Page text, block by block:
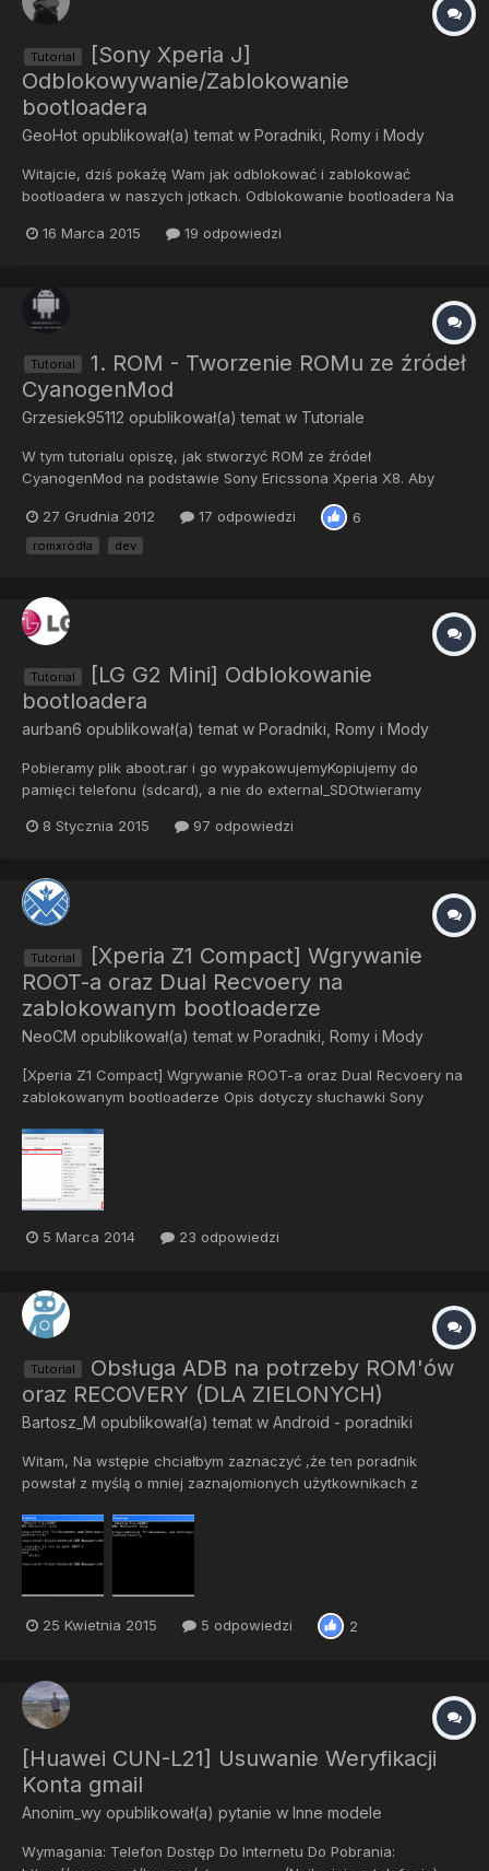
Tutorial
[Sony Xperia J]
Odblokowywanie/Zablokowanie
bootloadera
GeoHot opublikował(a) temat w Poradniki, Romy i Mody
Witajcie, dziś pokażę Wam jak odblokować i zablokować
bootloadera w naszych jotkach. Odblokowanie bootloadera Na
odblokować wpisując *#*#7378423#*#* -> Service info ->
16 Marca 2015 19 odpowiedzi
Tutorial
1. ROM - Tworzenie ROMu ze źródeł
CyanogenMod
Grzesiek95112 opublikował(a) temat w Tutoriale
W tym tutorialu opiszę, jak stworzyć ROM ze źródeł
CyanogenMod na podstawie Sony Ericssona Xperia X8. Aby
systemie linux. Brak znajomości linuxa nie oznacza, że nie dasz
rady przejść przez poradnik, jednak może być ciężko. Potrzeba
27 Grudnia 2012 17 odpowiedzi 6
romxródła dev
Tutorial
[LG G2 Mini] Odblokowanie
bootloadera
aurban6 opublikował(a) temat w Poradniki, Romy i Mody
Pobieramy plik aboot.rar i go wypakowujemyKopiujemy do
pamięci telefonu (sdcard), a nie do external_SDOtwieramy
if=/sdcard/aboot.img of=/dev/block/platform/msm_sdcc.1/by-
komenda powinna wyglądać nast...
8 Stycznia 2015 97 odpowiedzi
Tutorial
[Xperia Z1 Compact] Wgrywanie
ROOT-a oraz Dual Recvoery na
zablokowanym bootloaderze
NeoCM opublikował(a) temat w Poradniki, Romy i Mody
[Xperia Z1 Compact] Wgrywanie ROOT-a oraz Dual Recvoery na
zablokowanym bootloaderze Opis dotyczy słuchawki Sony
wgrania Dual Recvoery. Oczywiście podczas wgrywania może
dojść do uszkodzenia telefonu. Więc robisz to na własne ryzyko.
5 Marca 2014 23 odpowiedzi
Tutorial
Obsługa ADB na potrzeby ROM'ów
oraz RECOVERY (DLA ZIELONYCH)
Bartosz_M opublikował(a) temat w Android - poradniki
Witam, Na wstępie chciałbym zaznaczyć ,że ten poradnik
powstał z myślą o mniej zaznajomionych użytkownikach z
POPRAWNEGO DZIAŁANIA KONSOLI ADB MUSISZ MIEĆ
ZAINSTALOWANE STEROWNIKI USB ORAZ ADB ORAZ
WŁĄCZONE DEBUGOWANIE USB ! DEBUGOWANIE USB : USTA...
25 Kwietnia 2015 5 odpowiedzi 2
[Huawei CUN-L21] Usuwanie Weryfikacji
Konta gmail
Anonim_wy opublikował(a) pytanie w Inne modele
Wymagania: Telefon Dostęp Do Internetu Do Pobrania: